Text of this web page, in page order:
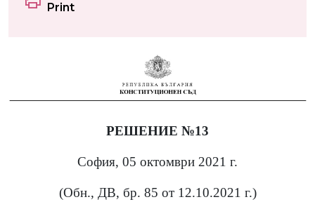
Print
РЕШЕНИЕ №13
София, 05 октомври 2021 г.
(Обн., ДВ, бр. 85 от 12.10.2021 г.)